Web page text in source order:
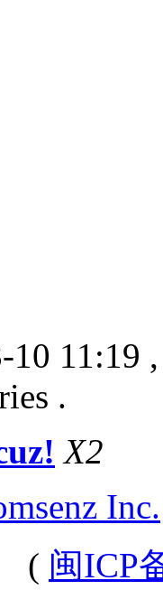
10 11:19
.
X2
Inc.
( 闽ICP